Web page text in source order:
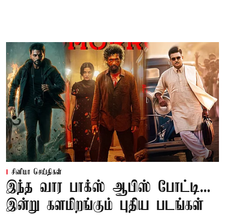
சினிமா செய்திகள்
இந்த வார பாக்ஸ் ஆபிஸ் போட்டி...
இன்று களமிறங்கும் புதிய படங்கள்